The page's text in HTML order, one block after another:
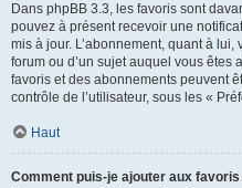
Dans phpBB 3.3, les favoris sont
pouvez à présent recevoir une
mis à jour. L’abonnement, quant à
forum ou d’un sujet auquel vous
favoris et des abonnements peuvent
contrôle de l’utilisateur, sous les «
Haut
Comment puis-je ajouter aux